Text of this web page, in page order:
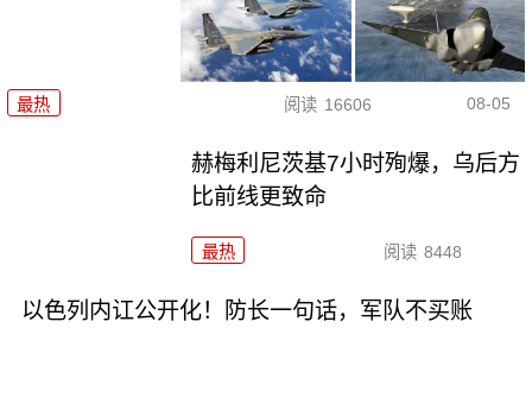
最热 阅读 16606 08-05
赫梅利尼茨基7小时殉爆，乌后方
比前线更致命
最热 阅读 8448
以色列内讧公开化！防长一句话，军队不买账